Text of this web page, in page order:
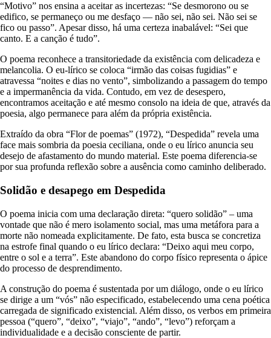
“Motivo” nos ensina a aceitar as incertezas: “Se desmorono ou se
edifico, se permaneço ou me desfaço — não sei, não sei. Não sei se
fico ou passo”. Apesar disso, há uma certeza inabalável: “Sei que
canto. E a canção é tudo”.
O poema reconhece a transitoriedade da existência com delicadeza e
melancolia. O eu-lírico se coloca “irmão das coisas fugidias” e
atravessa “noites e dias no vento”, simbolizando a passagem do tempo
e a impermanência da vida. Contudo, em vez de desespero,
encontramos aceitação e até mesmo consolo na ideia de que, através da
poesia, algo permanece para além da própria existência.
Extraído da obra “Flor de poemas” (1972), “Despedida” revela uma
face mais sombria da poesia ceciliana, onde o eu lírico anuncia seu
desejo de afastamento do mundo material. Este poema diferencia-se
por sua profunda reflexão sobre a ausência como caminho deliberado.
Solidão e desapego em Despedida
O poema inicia com uma declaração direta: “quero solidão” – uma
vontade que não é mero isolamento social, mas uma metáfora para a
morte não nomeada explicitamente. De fato, esta busca se concretiza
na estrofe final quando o eu lírico declara: “Deixo aqui meu corpo,
entre o sol e a terra”. Este abandono do corpo físico representa o ápice
do processo de desprendimento.
A construção do poema é sustentada por um diálogo, onde o eu lírico
se dirige a um “vós” não especificado, estabelecendo uma cena poética
carregada de significado existencial. Além disso, os verbos em primeira
pessoa (“quero”, “deixo”, “viajo”, “ando”, “levo”) reforçam a
individualidade e a decisão consciente de partir.